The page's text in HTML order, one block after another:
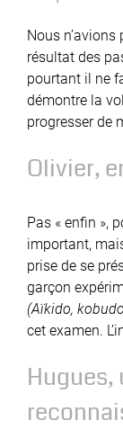
Nous n’avions
résultat des
pourtant il ne
démontre la
progresser de
Olivier,
Pas « enfin »,
important,
prise de se
garçon
(Aïkido,
cet examen.
Hugues,